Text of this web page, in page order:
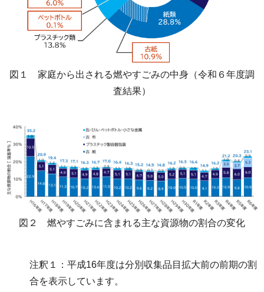
図１ 家庭から出される燃やすごみの中身（令和６年度調
査結果）
図２ 燃やすごみに含まれる主な資源物の割合の変化
注釈１：平成16年度は分別収集品目拡大前の前期の割
合を表示しています。